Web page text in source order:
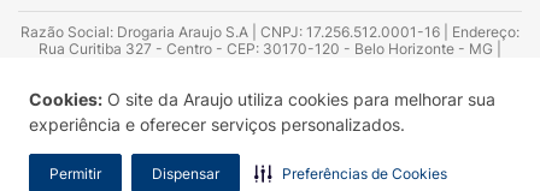
Cookies: O site da Araujo utiliza cookies para melhorar sua
experiência e oferecer serviços personalizados.
Permitir Dispensar Preferências de Cookies
Razão Social: Drogaria Araujo S.A | CNPJ: 17.256.512.0001-16 | Endereço:
Rua Curitiba 327 - Centro - CEP: 30170-120 - Belo Horizonte - MG |
Azevedo Guimarães – CRF 10.965 | Yasmin Silva Alvarenga – CRF 52.584 -
Consultor substituto: Thiago Aguiar Pinheiro - CRF Nº 13.748. Alvará
Sanitário: 2025020713 | Autorização de Funcionamento da Empresa (AFE):